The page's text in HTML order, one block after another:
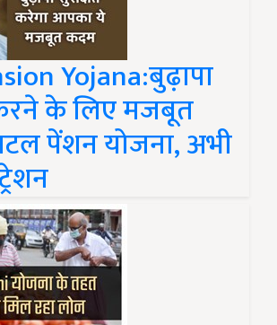
Yojana:बुढ़ापा
के लिए मजबूत
पेंशन योजना, अभी